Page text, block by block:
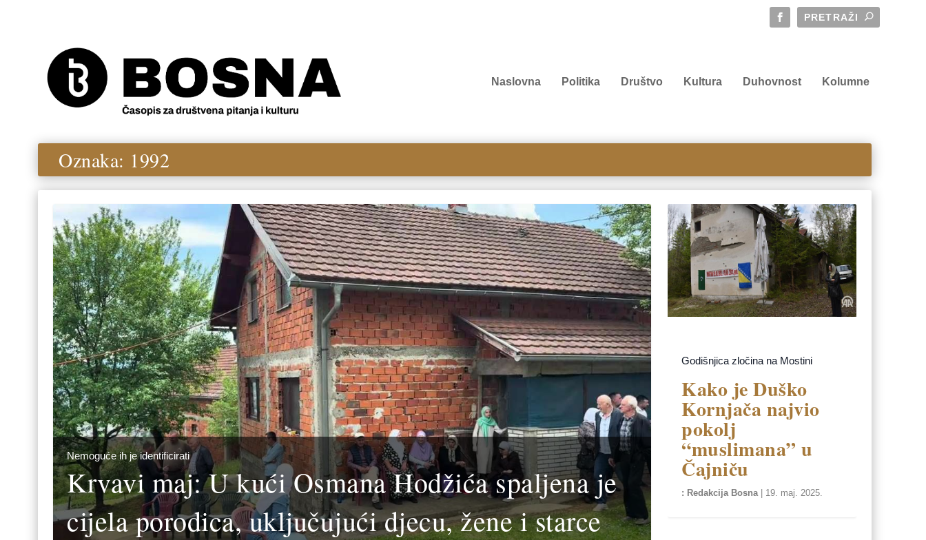
Naslovna Politika Društvo Kultura Duhovnost Kolumne
Oznaka: 1992
Nemoguće ih je identificirati
Krvavi maj: U kući Osmana Hodžića spaljena je
cijela porodica, uključujući djecu, žene i starce
Godišnjica zločina na Mostini
Kako je Duško
Kornjača najvio
pokolj
“muslimana” u
Čajniču
Redakcija Bosna 19. maj. 2025.